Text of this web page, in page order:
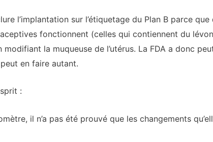
l’implantation sur l’étiquetage du Plan B parce
fonctionnent (celles qui contiennent du
la muqueuse de l’utérus. La FDA a donc
en faire autant.
:
il n’a pas été prouvé que les changements